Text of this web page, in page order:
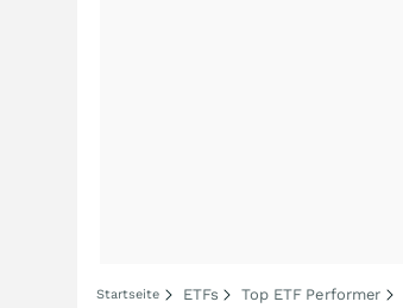
Startseite ETFs Top ETF Performer